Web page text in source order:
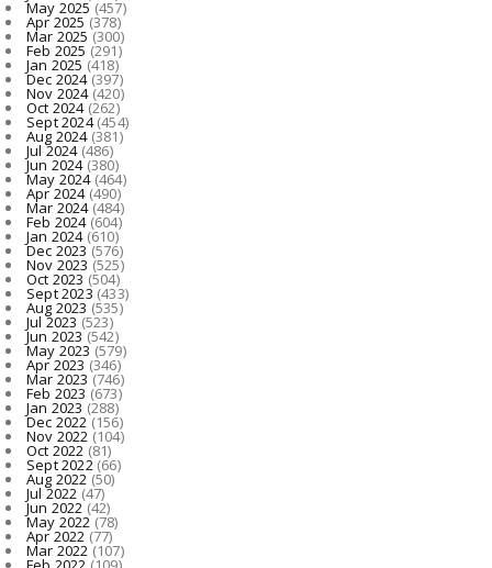
May 2025(457)
Apr 2025 (378)
Mar 2025 (300)
Feb 2025 (291)
Jan 2025 (418)
Dec 2024(397)
Nov 2024(420)
Oct 2024(262)
Sept 2024(454)
Aug 2024(381)
Jul 2024(486)
Jun 2024(380)
May 2024(464)
Apr 2024(490)
Mar 2024(484)
Feb 2024(604)
Jan 2024(610)
Dec 2023(576)
Nov 2023 (525)
Oct 2023 (504)
Sept 2023 (433)
Aug 2023 (535)
Jul 2023 (523)
Jun 2023(542)
May 2023(579)
Apr 2023 (346)
Mar 2023 (746)
Feb 2023 (673)
Jan 2023 (288)
Dec 2022(156)
Nov 2022 (104)
Oct 2022 (81)
Sept 2022(66)
Aug 2022 (50)
Jul 2022 (47)
Jun 2022(42)
May 2022(78)
Apr 2022 (77)
Mar 2022(107)